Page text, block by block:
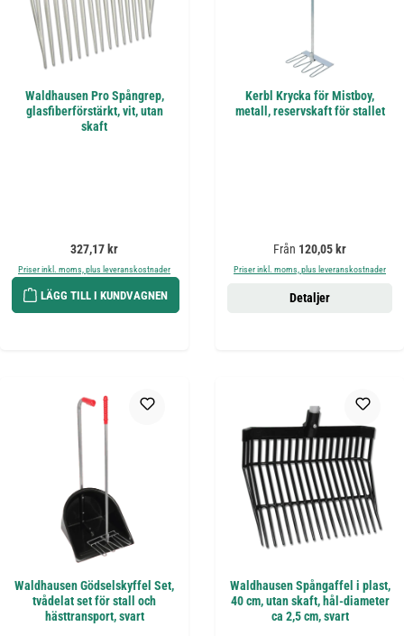
Waldhausen Pro Spångrep,
glasfiberförstärkt, vit, utan
skaft
Ordinarie pris:
327,17 kr
Priser inkl. moms, plus leveranskostnader
LÄGG TILL I KUNDVAGNEN
Kerbl Krycka för Mistboy,
metall, reservskaft för stallet
Ordinarie pris:
Från 120,05 kr
Priser inkl. moms, plus leveranskostnader
Detaljer
Waldhausen Gödselskyffel Set,
tvådelat set för stall och
hästtransport, svart
Waldhausen Spångaffel i plast,
40 cm, utan skaft, hål-diameter
ca 2,5 cm, svart